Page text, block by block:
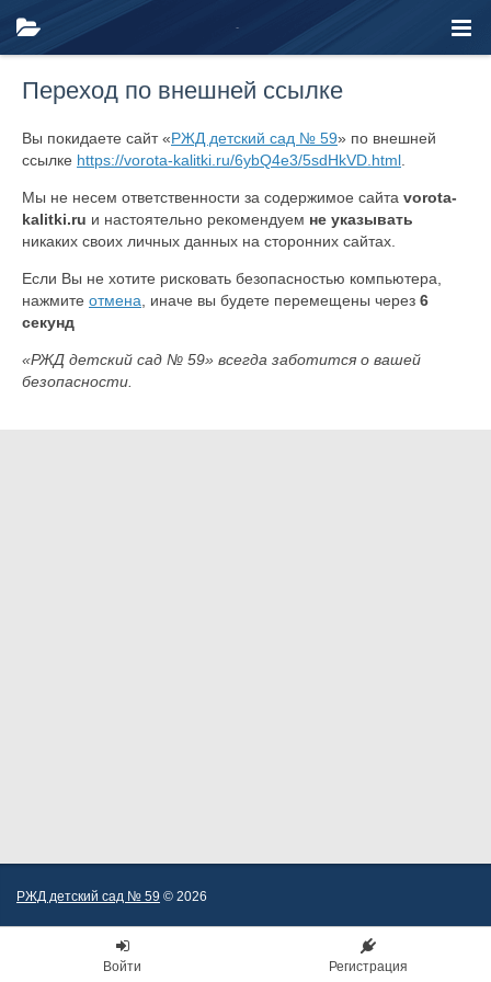
Переход по внешней ссылке
Вы покидаете сайт «РЖД детский сад № 59» по внешней
ссылке https://vorota-kalitki.ru/6ybQ4e3/5sdHkVD.html
Мы не несем ответственности за содержимое сайта vorota-
kalitki.ru и настоятельно рекомендуем не указывать
никаких своих личных данных на сторонних сайтах.
Если Вы не хотите рисковать безопасностью компьютера,
нажмите отмена , иначе вы будете перемещены через 6
секунд
«РЖД детский сад № 59» всегда заботится о вашей
безопасности.
РЖД детский сад № 59 © 2026
Войти Регистрация